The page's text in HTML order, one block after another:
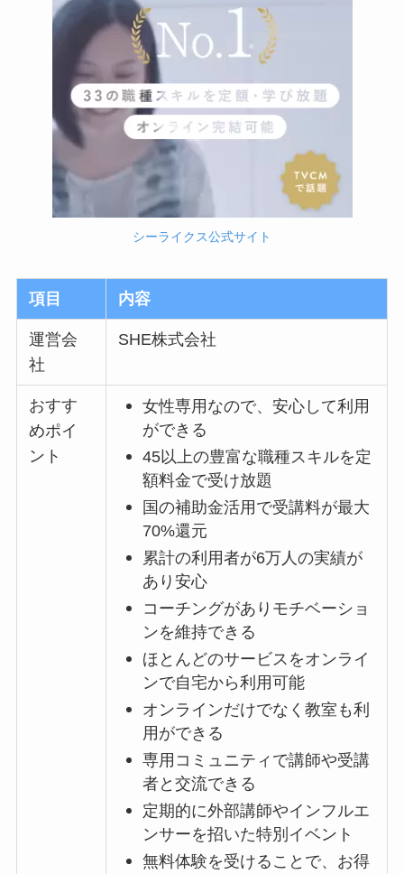
シーライクス公式サイト
項目 内容
運営会
社
SHE株式会社
おすす
めポイ
ント
女性専用なので、安心して利用
ができる
45以上の豊富な職種スキルを定
額料金で受け放題
国の補助金活用で受講料が最大
70%還元
累計の利用者が6万人の実績が
あり安心
コーチングがありモチベーショ
ンを維持できる
ほとんどのサービスをオンライ
ンで自宅から利用可能
オンラインだけでなく教室も利
用ができる
専用コミュニティで講師や受講
者と交流できる
定期的に外部講師やインフルエ
ンサーを招いた特別イベント
無料体験を受けることで、お得